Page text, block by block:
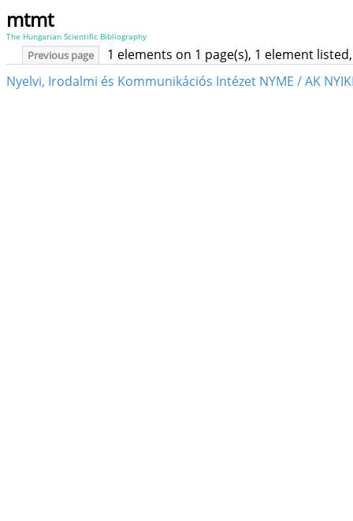
mtmt
The Hungarian Scientific Bibliography
Previous page
1 elements on 1 page(s), 1 element
Nyelvi, Irodalmi és Kommunikációs Intézet NYME / AK